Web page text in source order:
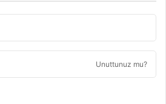
Unuttunuz mu?